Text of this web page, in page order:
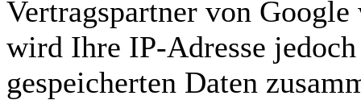
Vertragspartner von
wird Ihre IP-Adresse
gespeicherten Daten